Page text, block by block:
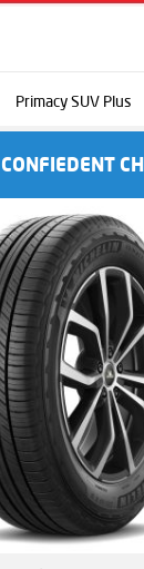
Primacy SUV Plus